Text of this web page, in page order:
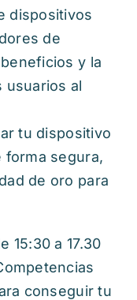
dispositivos
de
y la
usuarios al
tu dispositivo
forma segura,
de oro para
15:30 a 17.30
conseguir tu